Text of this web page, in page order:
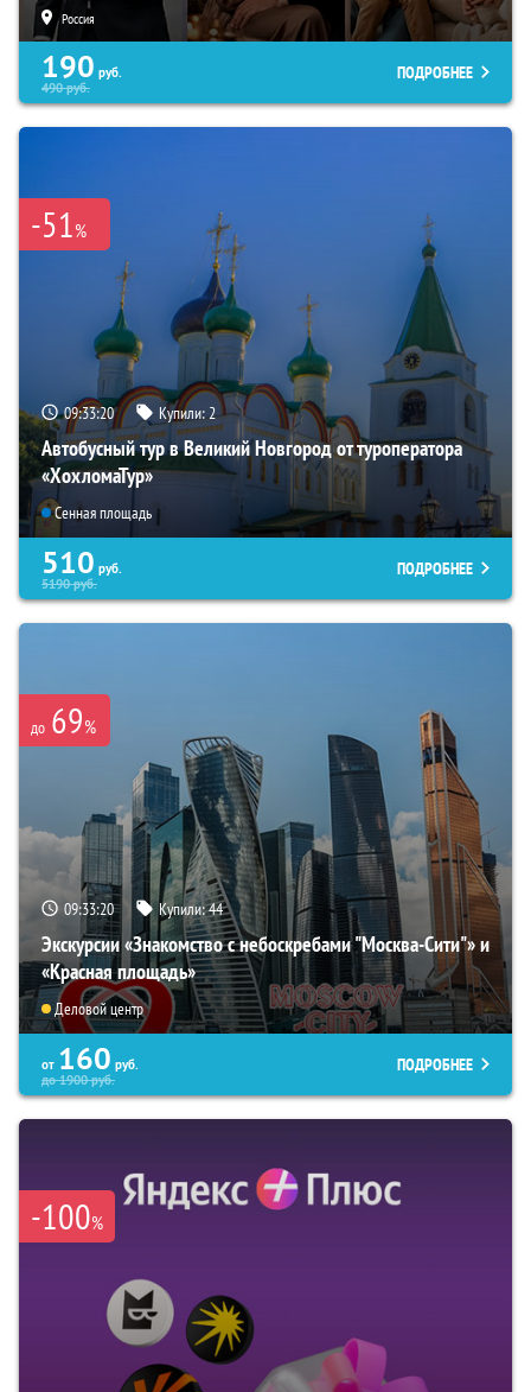
Россия
190 руб.
490руб.
ПОДРОБНЕЕ
-51%
09:33:19 Купили:2
Автобусный тур в Великий Новгород от туроператора
«ХохломаТур»
Сенная площадь
510 руб.
5190руб.
ПОДРОБНЕЕ
до 69%
09:33:19 Купили:44
Экскурсии «Знакомство с небоскребами "Москва-Сити"» и
«Красная площадь»
Деловой центр
от 160 руб.
до1900руб.
ПОДРОБНЕЕ
-100%